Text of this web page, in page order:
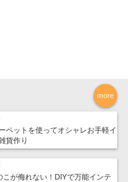
more
ペットを使ってオシャレお手軽イ
貨作り
こが侮れない！DIYで万能インテ